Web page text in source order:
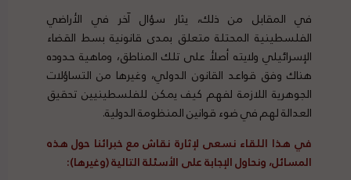
في المقابل من ذلك، يثار سؤال آخر في الأراضي
الفلسطينية المحتلة متعلق بمدى قانونية بسط القضاء
الإسرائيلي ولايته أصلأ على تلك المناطق، وماهية حدوده
هناك وفق قواعد القانون الدولي، وغيرها من التساؤلات
الجوهرية اللازمة لفهم كيف يمكن للفلسطينيين تحقيق
العدالة لهم في ضوء قوانين المنظومة الدولية.
في هذا اللقاء نسعى لإثارة نقاش مع خبرائنا حول هذه
المسائل، ونحاول الإجابة على الأسئلة التالية (وغيرها):